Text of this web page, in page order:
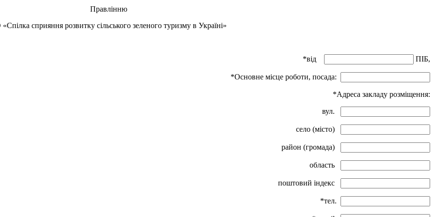
Правлінню
сприяння розвитку сільського зеленого туризму в Україні»
*від ПІБ,
*Основне місце роботи, посада:
*Адреса закладу розміщення:
вул.
село (місто)
район (громада)
область
поштовий індекс
*тел.